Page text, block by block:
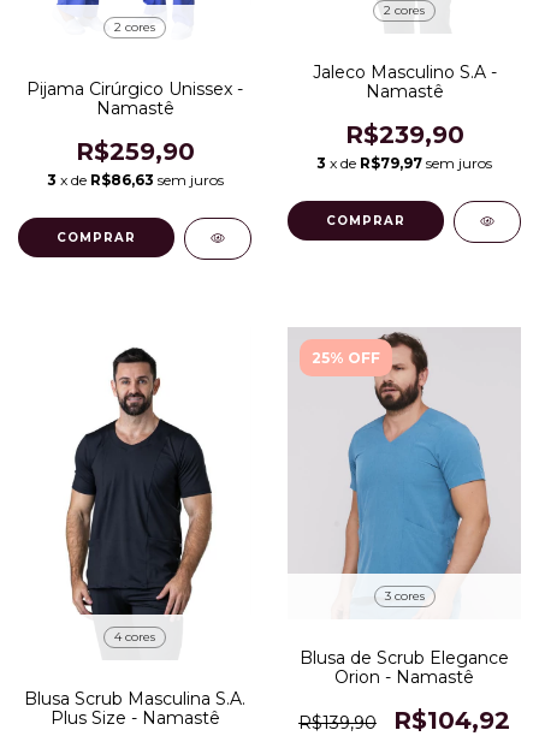
2 cores
Pijama Cirúrgico Unissex -
Namastê
R$259,90
3 x de R$86,63 sem juros
COMPRAR
2 cores
Jaleco Masculino S.A -
Namastê
R$239,90
3 x de R$79,97 sem juros
COMPRAR
4 cores
Blusa Scrub Masculina S.A.
Plus Size - Namastê
25% OFF
3 cores
Blusa de Scrub Elegance
Orion - Namastê
R$139,90 R$104,92